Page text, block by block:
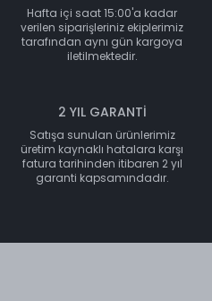
Hafta içi saat 15:00'a kadar
verilen siparişleriniz ekiplerimiz
tarafından aynı gün kargoya
iletilmektedir.
2 YIL GARANTİ
Satışa sunulan ürünlerimiz
üretim kaynaklı hatalara karşı
fatura tarihinden itibaren 2 yıl
garanti kapsamındadır.